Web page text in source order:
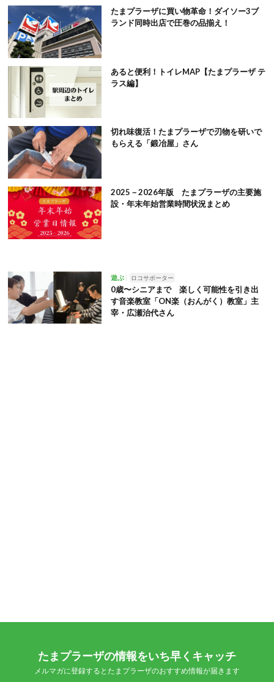
たまプラーザに買い物革命！ダイソー3ブ
ランド同時出店で圧巻の品揃え！
あると便利！トイレMAP【たまプラーザ テ
ラス編】
切れ味復活！たまプラーザで刃物を研いで
もらえる「鍛冶屋」さん
2025－2026年版 たまプラーザの主要施
設・年末年始営業時間状況まとめ
遊ぶ ロコサポーター
0歳〜シニアまで 楽しく可能性を引き出
す音楽教室「ON楽（おんがく）教室」主
宰・広瀬治代さん
たまプラーザの情報をいち早くキャッチ
メルマガに登録するとたまプラーザのおすすめ情報が届きます